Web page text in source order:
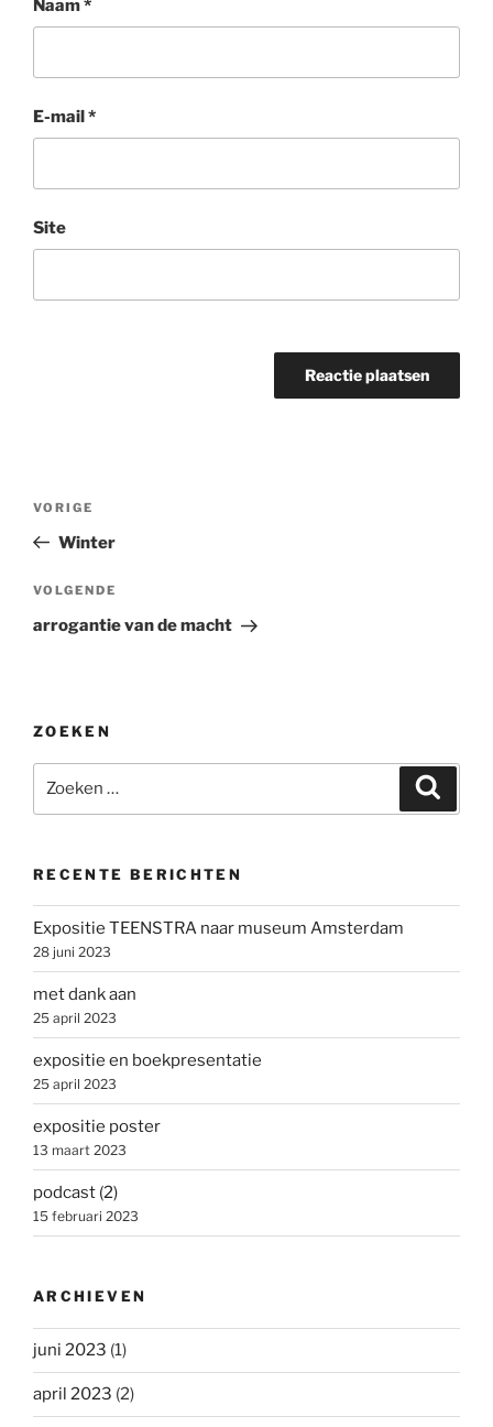
Naam*
E-mail*
Site
Vorig
bericht
VORIGE
Winter
Volgend
bericht
VOLGENDE
arrogantie van de macht
ZOEKEN
naar:
RECENTE BERICHTEN
Expositie TEENSTRA naar museum Amsterdam
28 juni 2023
met dank aan
25 april 2023
expositie en boekpresentatie
25 april 2023
expositie poster
13 maart 2023
podcast (2)
15 februari 2023
ARCHIEVEN
juni 2023 (1)
april 2023 (2)